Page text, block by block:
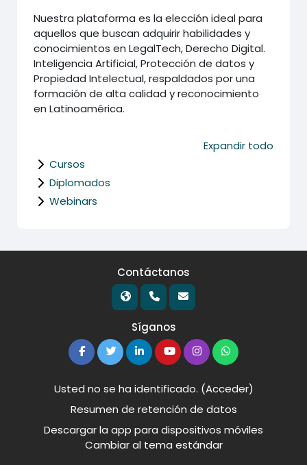
Nuestra plataforma es la elección ideal para
aquellos que buscan adquirir habilidades y
conocimientos en LegalTech, Derecho Digital.
Inteligencia Artificial, Protección de datos y
Propiedad Intelectual, respaldados por una
formación de alta calidad y reconocimiento
en Latinoamérica.
Expandir todo
Cursos
Diplomados
Webinars
Contáctanos
Síganos
Usted no se ha identificado. (Acceder)
Resumen de retención de datos
Descargar la app para dispositivos móviles
Cambiar al tema estándar